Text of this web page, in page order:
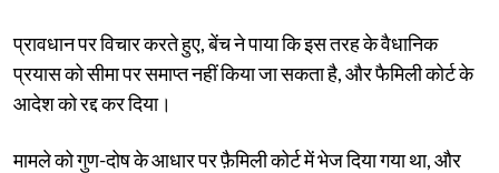
प्रावधान पर विचार करते हुए, बेंच ने पाया कि इस तरह के वैधानिक
प्रयास को सीमा पर समाप्त नहीं किया जा सकता है, और फैमिली कोर्ट के
आदेश को रद्द कर दिया।
मामले को गुण-दोष के आधार पर फ़ैमिली कोर्ट में भेज दिया गया था, और